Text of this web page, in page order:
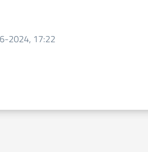
2024, 17:22